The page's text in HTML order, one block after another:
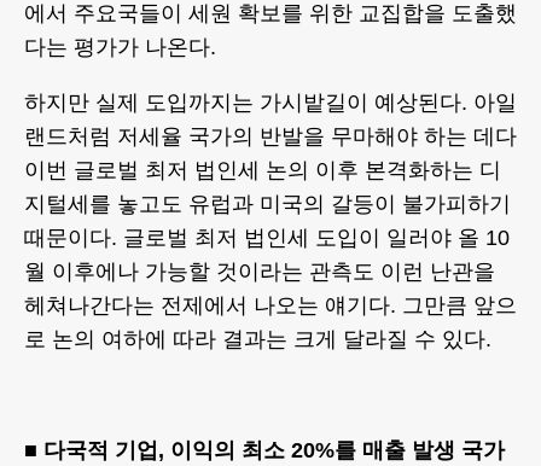
에서 주요국들이 세원 확보를 위한 교집합을 도출했
다는 평가가 나온다.
하지만 실제 도입까지는 가시밭길이 예상된다. 아일
랜드처럼 저세율 국가의 반발을 무마해야 하는 데다
이번 글로벌 최저 법인세 논의 이후 본격화하는 디
지털세를 놓고도 유럽과 미국의 갈등이 불가피하기
때문이다. 글로벌 최저 법인세 도입이 일러야 올 10
월 이후에나 가능할 것이라는 관측도 이런 난관을
헤쳐나간다는 전제에서 나오는 얘기다. 그만큼 앞으
로 논의 여하에 따라 결과는 크게 달라질 수 있다.
■ 다국적 기업, 이익의 최소 20%를 매출 발생 국가